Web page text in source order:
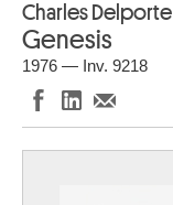
Charles Delporte
Genesis
1976 — Inv. 9218